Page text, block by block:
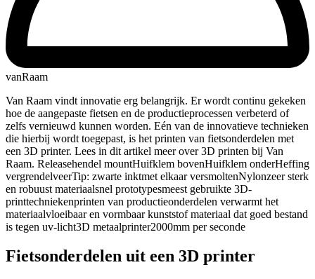
vanRaam
Van Raam vindt innovatie erg belangrijk. Er wordt continu gekeken
hoe de aangepaste fietsen en de productieprocessen verbeterd of
zelfs vernieuwd kunnen worden. Eén van de innovatieve technieken
die hierbij wordt toegepast, is het printen van fietsonderdelen met
een 3D printer. Lees in dit artikel meer over 3D printen bij Van
Raam. Releasehendel mountHuifklem bovenHuifklem onderHeffing
vergrendelveerTip: zwarte inktmet elkaar versmoltenNylonzeer sterk
en robuust materiaalsnel prototypesmeest gebruikte 3D-
printtechniekenprinten van productieonderdelen verwarmt het
materiaalvloeibaar en vormbaar kunststof materiaal dat goed bestand
is tegen uv-licht3D metaalprinter2000mm per seconde
Fietsonderdelen uit een 3D printer